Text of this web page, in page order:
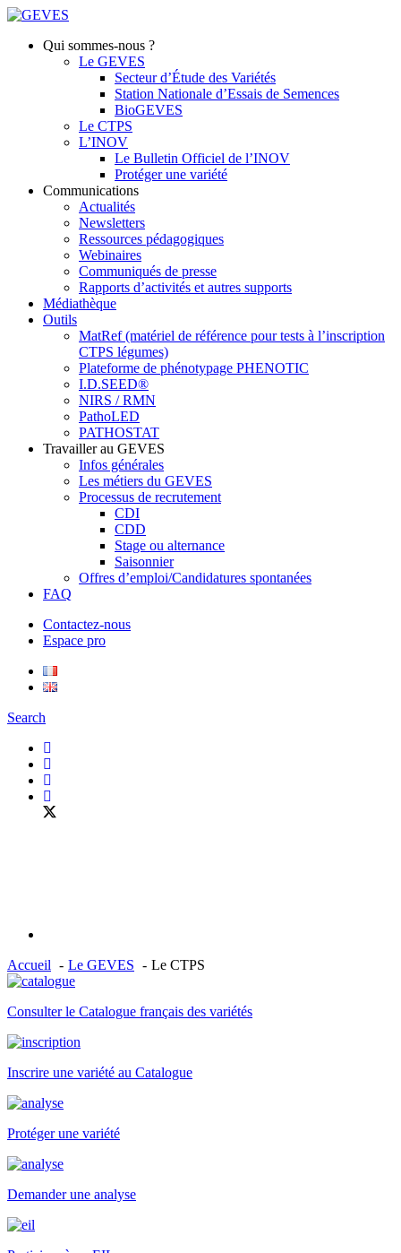
Qui sommes-nous ?
Le GEVES
Secteur d’Étude des Variétés
Station Nationale d’Essais de Semences
BioGEVES
Le CTPS
L’INOV
Le Bulletin Officiel de l’INOV
Protéger une variété
Communications
Actualités
Newsletters
Ressources pédagogiques
Webinaires
Communiqués de presse
Rapports d’activités et autres supports
Médiathèque
Outils
MatRef (matériel de référence pour tests à l’inscription
CTPS légumes)
Plateforme de phénotypage PHENOTIC
I.D.SEED®
NIRS / RMN
PathoLED
PATHOSTAT
Travailler au GEVES
Infos générales
Les métiers du GEVES
Processus de recrutement
CDI
CDD
Stage ou alternance
Saisonnier
Offres d’emploi/Candidatures spontanées
FAQ
Contactez-nous
Espace pro
Search
Accueil Le GEVES Le CTPS
Consulter le Catalogue français des variétés
Inscrire une variété au Catalogue
Protéger une variété
Demander une analyse